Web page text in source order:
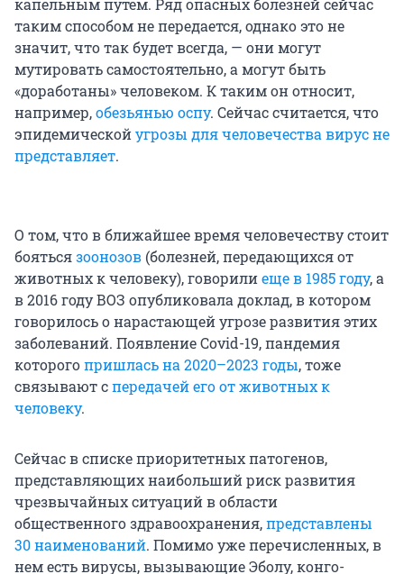
капельным путем. Ряд опасных болезней сейчас
таким способом не передается, однако это не
значит, что так будет всегда, — они могут
мутировать самостоятельно, а могут быть
«доработаны» человеком. К таким он относит,
например,обезьянью оспу. Сейчас считается, что
эпидемическойугрозы для человечества вирус не
представляет.
О том, что в ближайшее время человечеству стоит
боятьсязоонозов (болезней, передающихся от
животных к человеку), говорилиеще в 1985 году, а
в 2016 году ВОЗ опубликовала доклад, в котором
говорилось о нарастающей угрозе развития этих
заболеваний. Появление Covid-19, пандемия
которогопришлась на 2020–2023 годы, тоже
связывают спередачей его от животных к
человеку.
Сейчас в списке приоритетных патогенов,
представляющих наибольший риск развития
чрезвычайных ситуаций в области
общественного здравоохранения,представлены
30 наименований. Помимо уже перечисленных, в
нем есть вирусы, вызывающие Эболу, конго-